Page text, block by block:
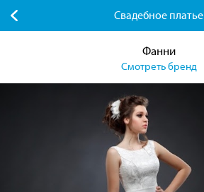
Свадебное платье
Фанни
Смотреть бренд